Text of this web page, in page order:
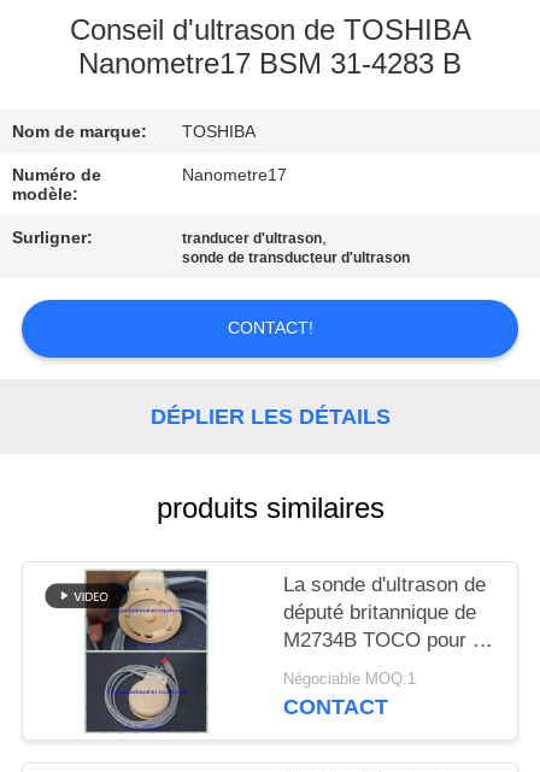
PROPOS
VISITE
L'USINE
CONTRÔLE
DE
CONTACTER
DEMANDEZ
UN DEVIS
NEWS
Conseil d'ultrason de TOSHIBA
Nanometre17 BSM 31-4283 B
Nom de marque: TOSHIBA
Numéro de
modèle:
Nanometre17
Surligner: tranducer d'ultrason,
sonde de transducteur d'ultrason
CONTACT!
DÉPLIER LES DÉTAILS
produits similaires
La sonde d'ultrason de
député britannique de
M2734B TOCO pour le
matériel médical partie
l'état d'Excellet
Négociable MOQ:1
CONTACT